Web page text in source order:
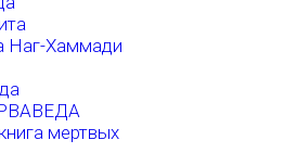
Наг-Хаммади
мертвых